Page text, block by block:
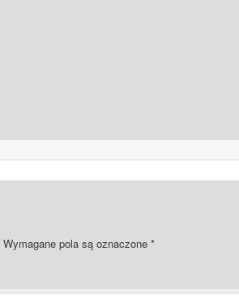
Wymagane pola są oznaczone *